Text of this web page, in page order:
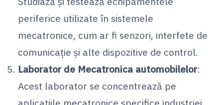
periferice utilizate în sistemele
mecatronice, cum ar fi senzori, interfete de
comunicație și alte dispozitive de control.
Laborator de Mecatronica automobilelor:
Acest laborator se concentrează pe